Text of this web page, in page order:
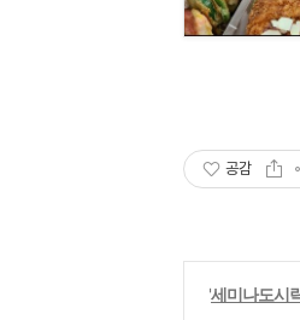
공감
'세미나도시